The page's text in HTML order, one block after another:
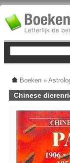
Boeken »
Chinese